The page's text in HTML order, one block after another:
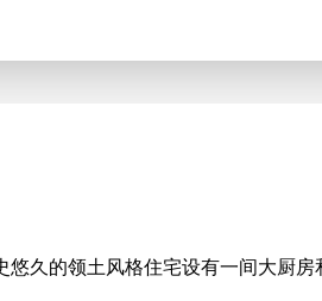
悠久的领土风格住宅设有一间大厨